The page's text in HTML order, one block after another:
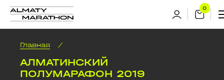
Главная /
АЛМАТИНСКИЙ
ПОЛУМАРАФОН 2019